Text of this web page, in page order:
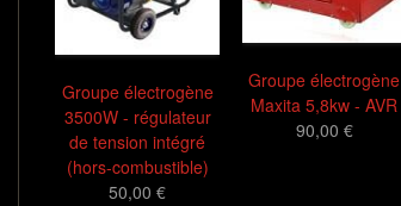
Groupe électrogène
3500W - régulateur
de tension intégré
(hors-combustible)
50,00 €
Groupe électrogène
Maxita 5,8kw - AVR
90,00 €